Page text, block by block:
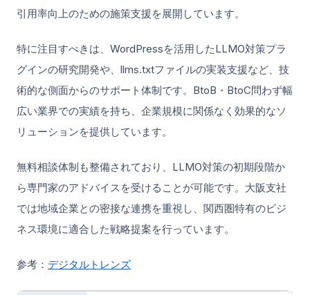
引用率向上のための施策支援を展開しています。
特に注目すべきは、WordPressを活用したLLMO対策プラ
グインの研究開発や、llms.txtファイルの実装支援など、技
術的な側面からのサポート体制です。BtoB・BtoC問わず幅
広い業界での実績を持ち、企業規模に関係なく効果的なソ
リューションを提供しています。
無料相談体制も整備されており、LLMO対策の初期段階か
ら専門家のアドバイスを受けることが可能です。大阪支社
では地域企業との密接な連携を重視し、関西圏特有のビジ
ネス環境に適合した戦略提案を行っています。
参考： デジタルトレンズ